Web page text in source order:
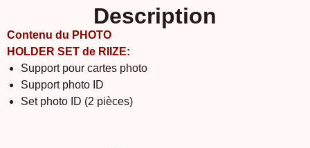
Description
Contenu du PHOTO
HOLDER SET de RIIZE:
Support pour cartes photo
Support photo ID
Set photo ID (2 pièces)